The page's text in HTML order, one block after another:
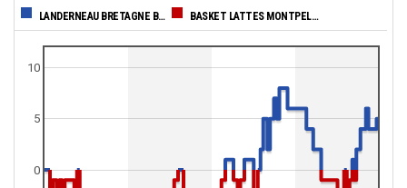
LANDERNEAU BRETAGNE BASKET BASKET LATTES MONTPELLIER MEDITERRANEE METROPOLE ASSOCIATION
0
5
10